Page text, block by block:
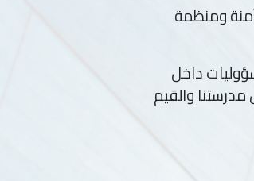
ومنظمة
داخل
والقيم